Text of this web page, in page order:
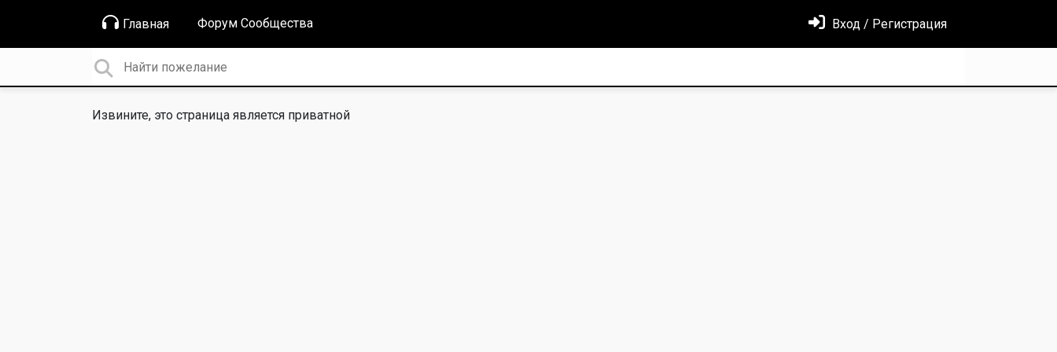
Главная Форум Сообщества Вход / Регистрация
Извините, это страница является приватной